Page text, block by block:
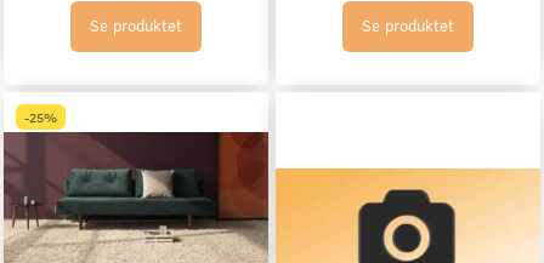
Se produktet Se produktet
-25%